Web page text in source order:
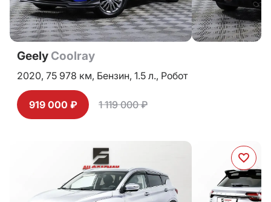
Geely Coolray
2020, 75 978 км, Бензин, 1.5 л., Робот
919 000 ₽ 1 119 000 ₽